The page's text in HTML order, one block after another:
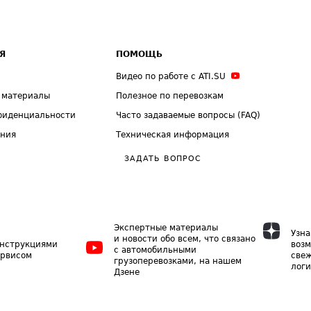
ПОМОЩЬ
Видео по работе с ATI.SU
Полезное по перевозкам
Часто задаваемые вопросы (FAQ)
Техническая информация
ЗАДАТЬ ВОПРОС
Экспертные материалы
и новости обо всем, что связано
с автомобильными
грузоперевозками, на нашем
Дзене